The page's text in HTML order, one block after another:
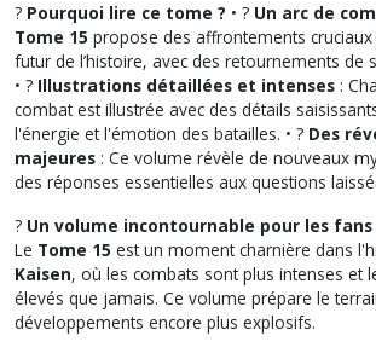
? Pourquoi lire ce tome ? • ? Un arc de
Tome 15 propose des affrontements
futur de l’histoire, avec des retournements de
• ? Illustrations détaillées et intenses :
combat est illustrée avec des détails
l'énergie et l'émotion des batailles. • ? Des
majeures : Ce volume révèle de nouveaux
des réponses essentielles aux questions
? Un volume incontournable pour les fans
Le Tome 15 est un moment charnière dans
Kaisen, où les combats sont plus intenses et
élevés que jamais. Ce volume prépare le
développements encore plus explosifs.